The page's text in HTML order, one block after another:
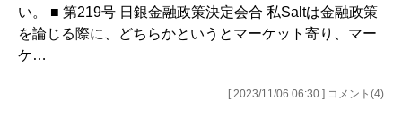
い。 ■ 第219号 日銀金融政策決定会合 私Saltは金融政策
を論じる際に、どちらかというとマーケット寄り、マー
ケ…
[ 2023/11/06 06:30 ] コメント(4)